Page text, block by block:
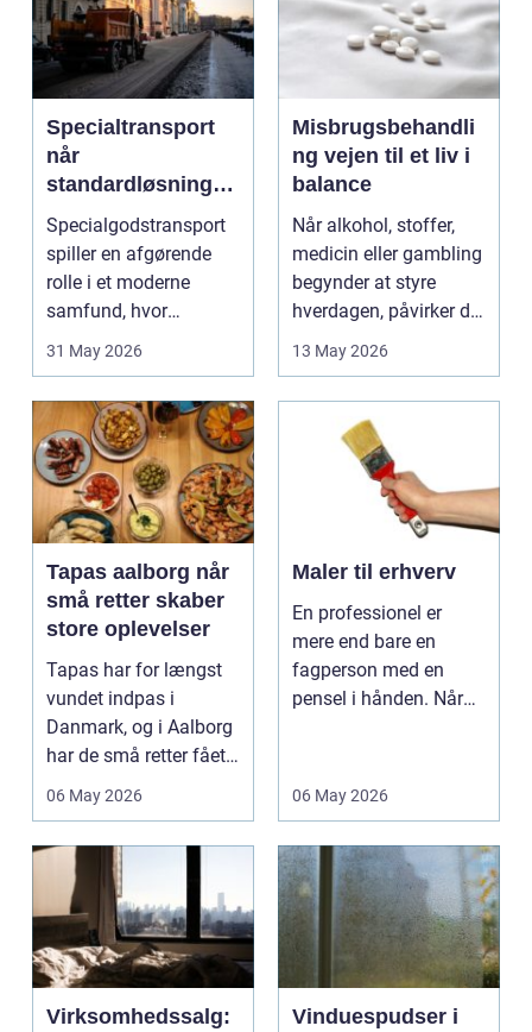
Specialtransport
når
standardløsninger
ikke rækker
Specialgodstransport
spiller en afgørende
rolle i et moderne
samfund, hvor
industrien bliver mere
31 May 2026
Misbrugsbehandli
ng vejen til et liv i
balance
Når alkohol, stoffer,
medicin eller gambling
begynder at styre
hverdagen, påvirker det
ikke kun pers...
13 May 2026
Tapas aalborg når
små retter skaber
store oplevelser
Tapas har for længst
vundet indpas i
Danmark, og i Aalborg
har de små retter fået
deres helt eget li...
06 May 2026
Maler til erhverv
En professionel er
mere end bare en
fagperson med en
pensel i hånden. Når
06 May 2026
Virksomhedssalg:
Vinduespudser i